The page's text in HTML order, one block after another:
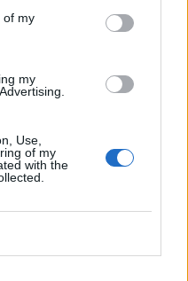
of my
my
Use,
of my
with the
“Mund të dalë jashtë